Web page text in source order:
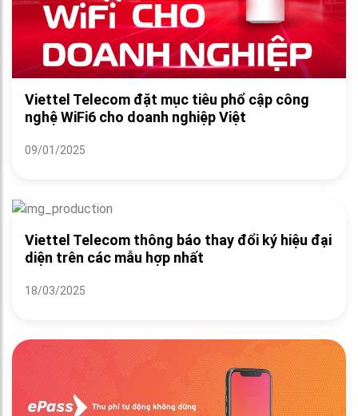
Viettel Telecom đặt mục tiêu phổ cập công
nghệ WiFi6 cho doanh nghiệp Việt
09/01/2025
Viettel Telecom thông báo thay đổi ký hiệu đại
diện trên các mẫu hợp nhất
18/03/2025